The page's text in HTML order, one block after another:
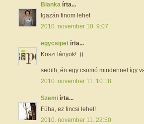
Bianka írta...
Igazán finom lehet
2010. november 10. 9:07
egycsipet írta...
Köszi lányok! :))
sedith, én egy csomó mindennel így
2010. november 11. 10:18
Szemi írta...
Fúha, ez fincsi lehet!
2010. november 11. 22:50